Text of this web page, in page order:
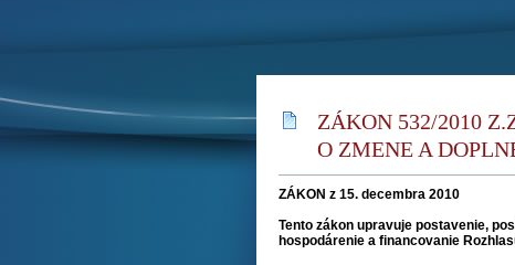
ZÁKON 532/2010
O ZMENE A
ZÁKON z 15. decembra 2010
Tento zákon upravuje postavenie,
hospodárenie a financovanie